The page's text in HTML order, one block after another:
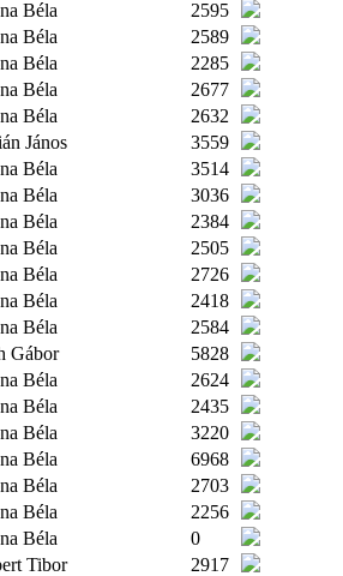
Béla
2595
Béla
2589
Béla
2285
Béla
2677
Béla
2632
János
3559
Béla
3514
Béla
3036
Béla
2384
Béla
2505
Béla
2726
Béla
2418
Béla
2584
Gábor
5828
Béla
2624
Béla
2435
Béla
3220
Béla
6968
Béla
2703
Béla
2256
Béla
0
Tibor
2917